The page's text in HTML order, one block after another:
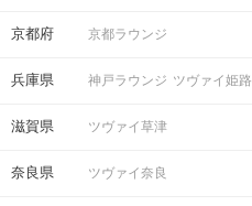
京都府 京都ラウンジ
兵庫県 神戸ラウンジ ツヴァイ姫路
滋賀県 ツヴァイ草津
奈良県 ツヴァイ奈良